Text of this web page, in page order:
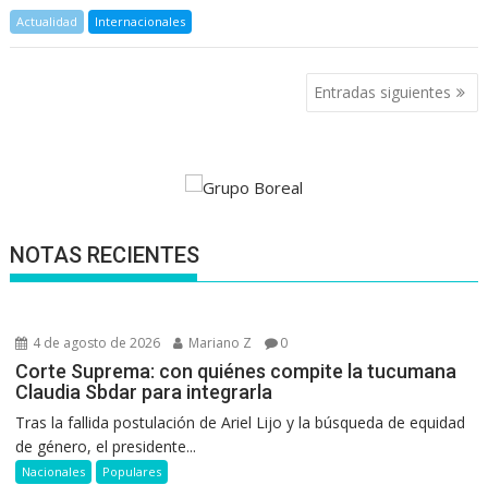
Actualidad Internacionales
Entradas siguientes
NOTAS RECIENTES
4 de agosto de 2026 Mariano Z 0
Corte Suprema: con quiénes compite la tucumana
Claudia Sbdar para integrarla
Tras la fallida postulación de Ariel Lijo y la búsqueda de equidad
de género, el presidente...
Nacionales Populares